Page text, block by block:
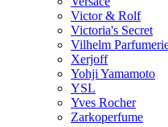
Victor & Rolf
Victoria's Secret
Vilhelm
Xerjoff
Yohji Yamamoto
YSL
Yves Rocher
Zarkoperfume